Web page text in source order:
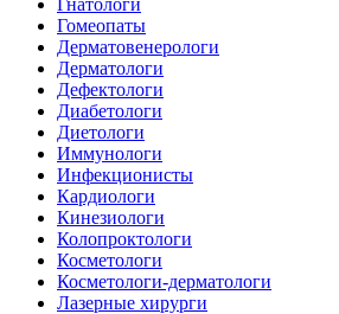
Гомеопаты
Дерматовенерологи
Дерматологи
Дефектологи
Диабетологи
Диетологи
Иммунологи
Инфекционисты
Кардиологи
Кинезиологи
Колопроктологи
Косметологи
Косметологи-дерматологи
Лазерные хирурги